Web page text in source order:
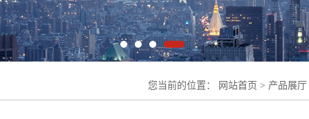
您当前的位置： 网站首页 > 产品展厅